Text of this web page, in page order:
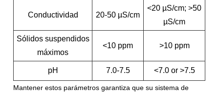
Conductividad 20-50 µS/cm
<20 µS/cm; >50
µS/cm
Sólidos suspendidos
máximos
<10 ppm >10 ppm
pH 7.0-7.5 <7.0 or >7.5
Mantener estos parámetros garantiza que su sistema de